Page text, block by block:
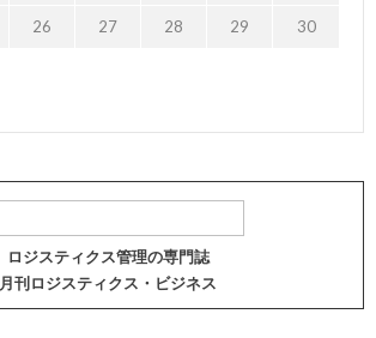
26 27 28 29 30
ロジスティクス管理の専門誌
月刊ロジスティクス・ビジネス